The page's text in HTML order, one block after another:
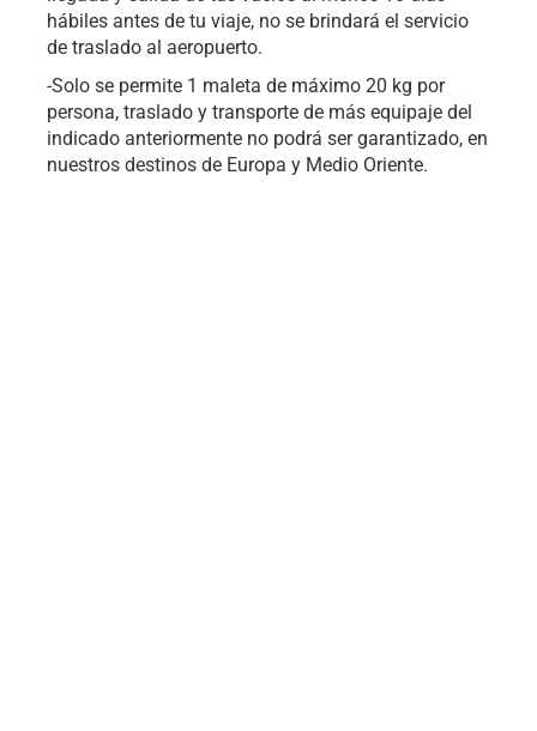
hábiles antes de tu viaje, no se brindará el servicio
de traslado al aeropuerto.
-Solo se permite 1 maleta de máximo 20 kg por
persona, traslado y transporte de más equipaje del
indicado anteriormente no podrá ser garantizado, en
nuestros destinos de Europa y Medio Oriente.